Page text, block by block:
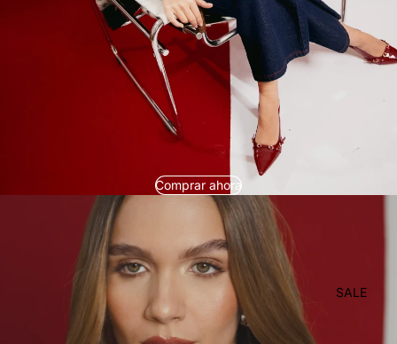
SALE
Comprar ahora